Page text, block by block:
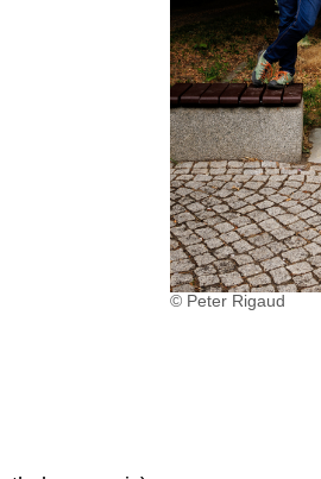
© Peter Rigaud